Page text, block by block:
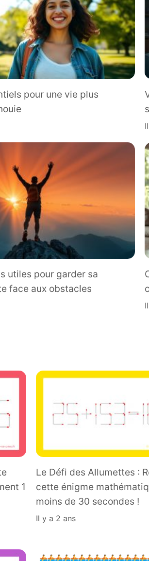
pour une vie plus
utiles pour garder sa
face aux obstacles
1
Le Défi des Allumettes :
cette énigme
moins de 30 secondes !
il y a 2 ans